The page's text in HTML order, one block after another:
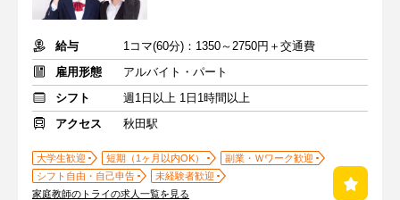
給与
1コマ(60分)：1350～2750円＋交通費
雇用形態
アルバイト・パート
シフト
週1日以上 1日1時間以上
アクセス
秋田駅
大学生歓迎 短期（1ヶ月以内OK）
副業・Ｗワーク歓迎
シフト自由・自己申告
未経験者歓迎
家庭教師のトライの求人一覧を見る